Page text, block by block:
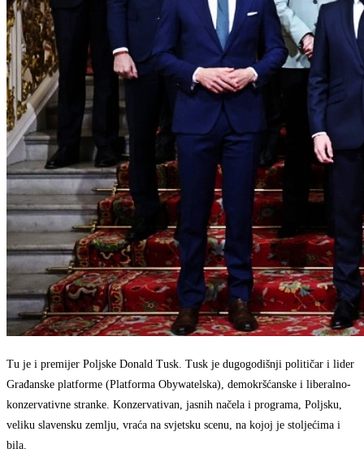
Tu je i premijer Poljske Donald Tusk. Tusk je dugogodišnji političar i lider
Građanske platforme (Platforma Obywatelska), demokršćanske i liberalno-
konzervativne stranke. Konzervativan, jasnih načela i programa, Poljsku,
veliku slavensku zemlju, vraća na svjetsku scenu, na kojoj je stoljećima i
bila.